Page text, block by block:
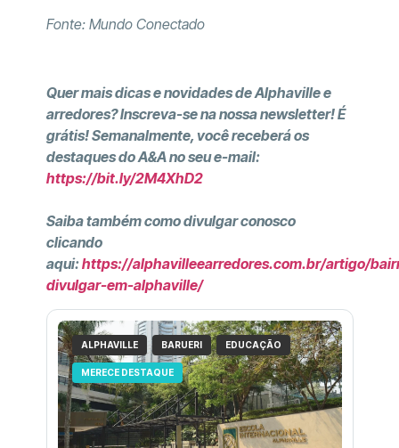
Fonte: Mundo Conectado
Quer mais dicas e novidades de Alphaville e
arredores? Inscreva-se na nossa newsletter! É
grátis! Semanalmente, você receberá os
destaques do A&A no seu e-mail:
https://bit.ly/2M4XhD2
Saiba também como divulgar conosco
clicando
aqui:https://alphavilleearredores.com.br/artigo/
divulgar-em-alphaville/
ALPHAVILLE BARUERI EDUCAÇÃO
MERECE DESTAQUE